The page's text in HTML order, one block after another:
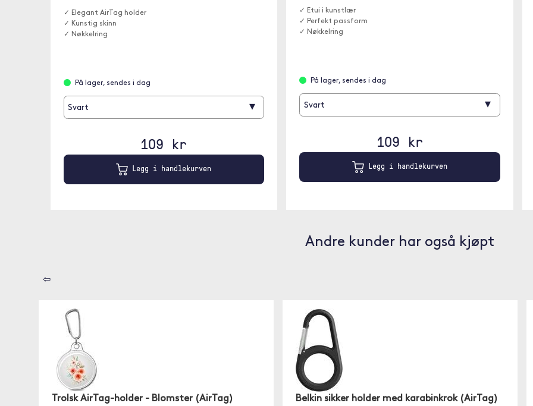
✓ Elegant AirTag holder
✓ Kunstig skinn
✓ Nøkkelring
På lager, sendes i dag
Svart ▾
109 kr
Legg i handlekurven
✓ Etui i kunstlær
✓ Perfekt passform
✓ Nøkkelring
På lager, sendes i dag
Svart ▾
109 kr
Legg i handlekurven
Andre kunder har også kjøpt
⇦
Trolsk AirTag-holder - Blomster (AirTag) Belkin sikker holder med karabinkrok (AirTag)